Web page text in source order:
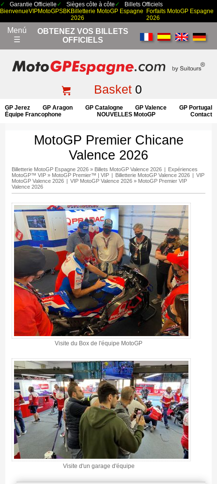
Garantie Officielle Sièges côte à côte
Billets Officiels
BienvenueVIPMotoGPSBKBilletterie MotoGP Espagne
2026
Forfaits MotoGP Espagne
2026
Menú
☰
OBTENEZ VOS BILLETS
OFFICIELS
Basket0
GP Jerez GP Aragon GP Catalogne GP Valence
GP Portugal
Équipe Francophone
NOUVELLES MotoGP Contact
MotoGP Premier Chicane
Valence 2026
Billetterie MotoGP Espagne 2026» Billets MotoGP Valence 2026 | Expériences
MotoGP™ VIP» MotoGP Premier™ | VIP | Billetterie MotoGP Valence 2026 | VIP
MotoGP Valence 2026 | VIP MotoGP Valence 2026» MotoGP Premier VIP
Valence 2026
Visite du Box de l'équipe MotoGP
Visite d'un garage d'équipe